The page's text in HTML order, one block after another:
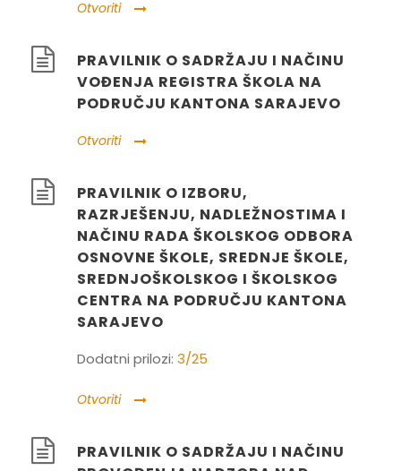
Otvoriti
PRAVILNIK O SADRŽAJU I NAČINU
VOĐENJA REGISTRA ŠKOLA NA
PODRUČJU KANTONA SARAJEVO
Otvoriti
PRAVILNIK O IZBORU,
RAZRJEŠENJU, NADLEŽNOSTIMA I
NAČINU RADA ŠKOLSKOG ODBORA
OSNOVNE ŠKOLE, SREDNJE ŠKOLE,
SREDNJOŠKOLSKOG I ŠKOLSKOG
CENTRA NA PODRUČJU KANTONA
SARAJEVO
Dodatni prilozi: 3/25
Otvoriti
PRAVILNIK O SADRŽAJU I NAČINU